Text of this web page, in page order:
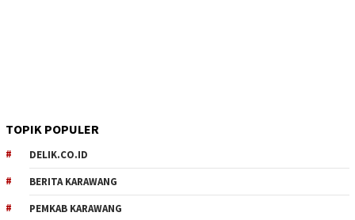
TOPIK POPULER
DELIK.CO.ID
BERITA KARAWANG
PEMKAB KARAWANG